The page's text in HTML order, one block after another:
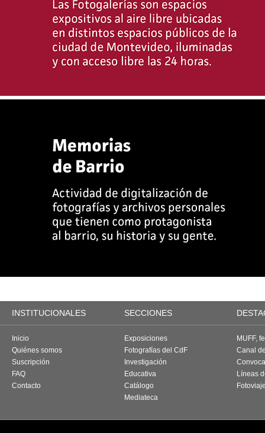
INSTITUCIONALES SECCIONES
Inicio
Quiénes somos
Suscripción
FAQ
Contacto
Exposiciones
Fotografías del CdF
Investigación
Educativa
Catálogo
Mediateca
MUFF,
Canal
Líneas